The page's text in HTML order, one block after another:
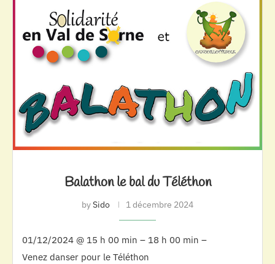
Balathon le bal du Téléthon
bySido 1 décembre 2024
01/12/2024 @ 15 h 00 min – 18 h 00 min –
Venez danser pour le Téléthon